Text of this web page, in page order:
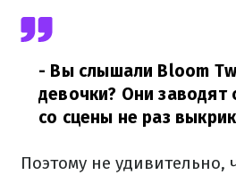
- Вы слышали Bloom
девочки? Они заводят
со сцены не раз
Поэтому не удивительно,